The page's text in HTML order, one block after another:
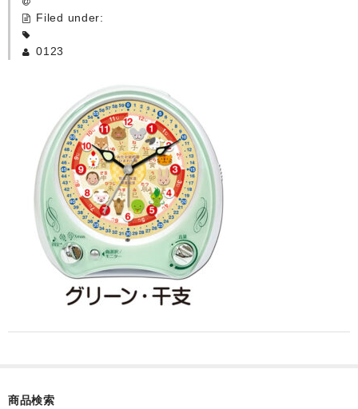
カード付フォトフレームクロック(集合)
目覚まし時計(集合＋個別)
メロディ時計(集合)
音声時計(集合)
目覚まし時計(個別)
お絵かきギャラリープラス(絵＋個別)
メロディ時計(個別)
お絵かきギャラリー
Filed under:
0123
商品検索